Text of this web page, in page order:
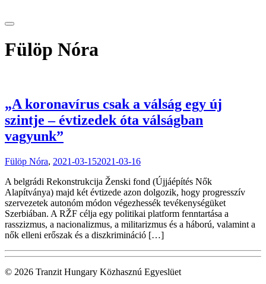
Fülöp Nóra
„A koronavírus csak a válság egy új
szintje – évtizedek óta válságban
vagyunk”
Fülöp Nóra, 2021-03-152021-03-16
A belgrádi Rekonstrukcija Ženski fond (Újjáépítés Nők
Alapítványa) majd két évtizede azon dolgozik, hogy progresszív
szervezetek autonóm módon végezhessék tevékenységüket
Szerbiában. A RŽF célja egy politikai platform fenntartása a
rasszizmus, a nacionalizmus, a militarizmus és a háború, valamint a
nők elleni erőszak és a diszkrimináció […]
© 2026 Tranzit Hungary Közhasznú Egyeslüet